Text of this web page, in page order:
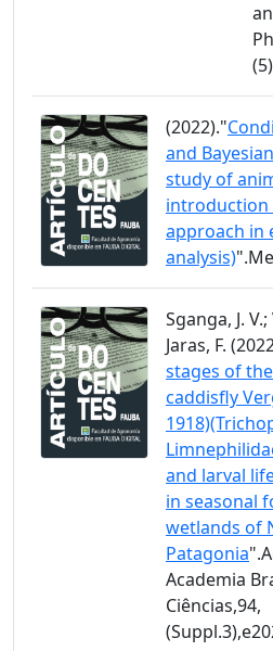
(2022)."
and
study of
introduction
approach in
analysis)
Sganga, J.
Jaras, F.
stages of
caddisfly
and larval
in seasonal
wetlands of
Patagonia
Academia
Ciências,94,